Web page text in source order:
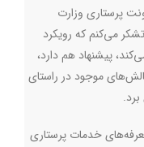
پرستاری وزارت
می‌کنم که رویکرد
پیشنهاد هم دارد،
موجود در راستای
خدمات پرستاری